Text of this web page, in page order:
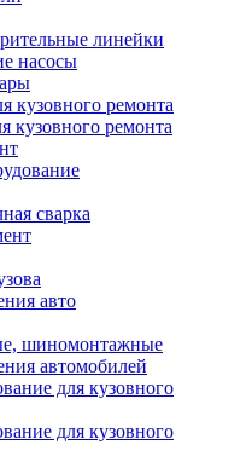
линейки
насосы
кузовного ремонта
кузовного ремонта
сварка
авто
шиномонтажные
автомобилей
для кузовного
для кузовного